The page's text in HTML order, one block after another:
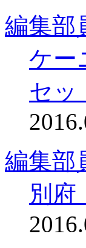
編集部
ケ
セッ
編集部
別府